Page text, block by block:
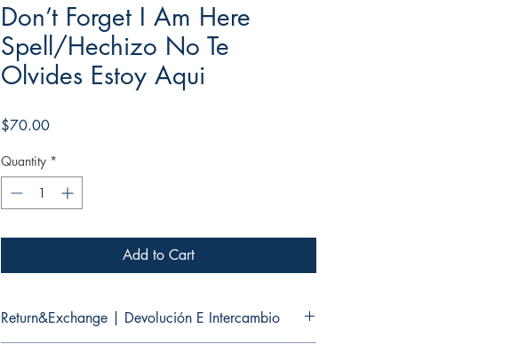
Don’t Forget I Am Here
Spell/Hechizo No Te
Olvides Estoy Aqui
$70.00Price
Quantity *
Add to Cart
Return&Exchange | Devolución E Intercambio